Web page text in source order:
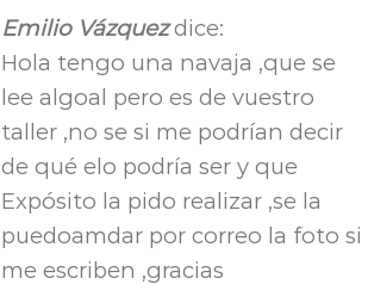
Emilio Vázquez dice:
Hola tengo una navaja ,que se
lee algoal pero es de vuestro
taller ,no se si me podrían decir
de qué elo podría ser y que
Expósito la pido realizar ,se la
puedoamdar por correo la foto si
me escriben ,gracias